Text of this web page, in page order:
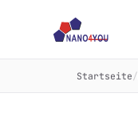
Startseite /